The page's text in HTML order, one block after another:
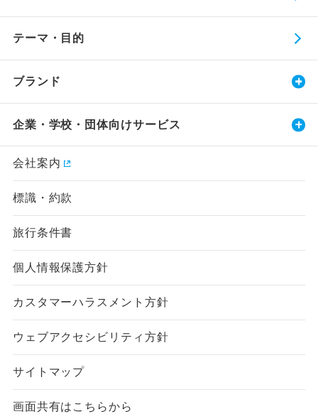
テーマ・目的
ブランド
企業・学校・団体向けサービス
会社案内
標識・約款
旅行条件書
個人情報保護方針
カスタマーハラスメント方針
ウェブアクセシビリティ方針
サイトマップ
画面共有はこちらから